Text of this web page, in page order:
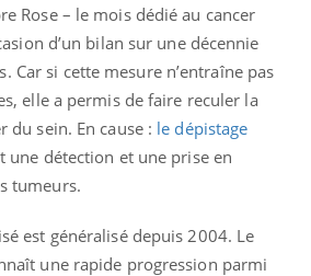
Rose – le mois dédié au cancer
d’un bilan sur une décennie
Car si cette mesure n’entraîne pas
elle a permis de faire reculer la
du sein. En cause : le dépistage
une détection et une prise en
tumeurs.
est généralisé depuis 2004. Le
une rapide progression parmi